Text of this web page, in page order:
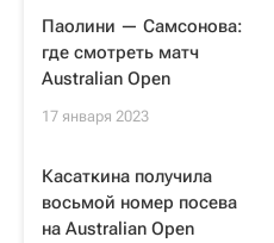
Паолини — Самсонова:
где смотреть матч
Australian Open
17 января 2023
Касаткина получила
восьмой номер посева
на Australian Open